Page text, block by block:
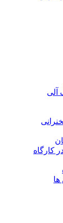
آلی
کارگاه